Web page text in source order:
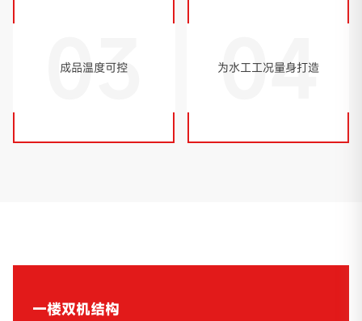
03
成品温度可控 04
为水工工况量身打造
一楼双机结构